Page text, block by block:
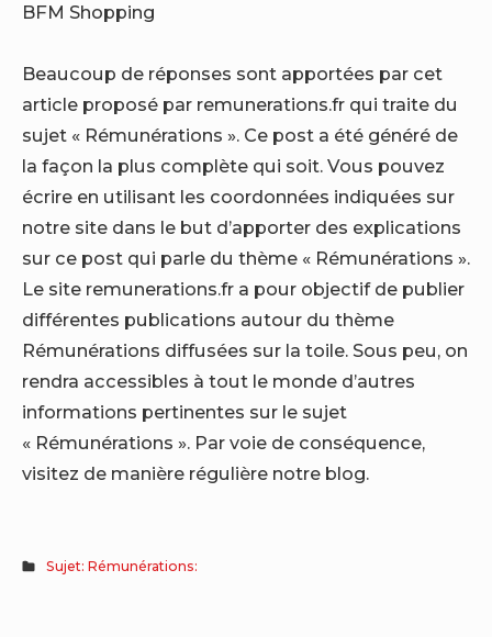
BFM Shopping
Beaucoup de réponses sont apportées par cet
article proposé par remunerations.fr qui traite du
sujet « Rémunérations ». Ce post a été généré de
la façon la plus complète qui soit. Vous pouvez
écrire en utilisant les coordonnées indiquées sur
notre site dans le but d’apporter des explications
sur ce post qui parle du thème « Rémunérations ».
Le site remunerations.fr a pour objectif de publier
différentes publications autour du thème
Rémunérations diffusées sur la toile. Sous peu, on
rendra accessibles à tout le monde d’autres
informations pertinentes sur le sujet
« Rémunérations ». Par voie de conséquence,
visitez de manière régulière notre blog.
Sujet: Rémunérations: